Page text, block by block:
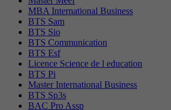
MBA International Business
BTS Sam
BTS Sio
BTS Communication
BTS Esf
Licence Science de l education
BTS Pi
Master International Business
BTS Sp3s
BAC Pro Assp